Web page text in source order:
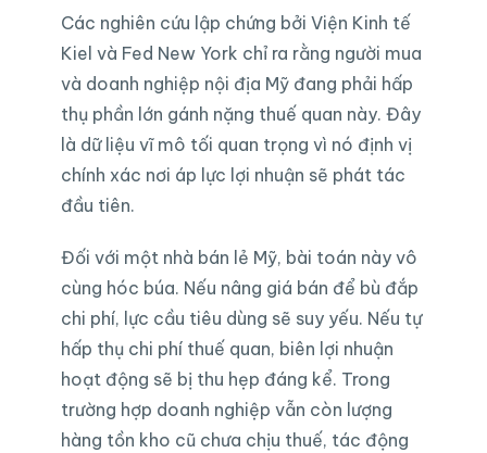
Các nghiên cứu lập chứng bởi Viện Kinh tế
Kiel và Fed New York chỉ ra rằng người mua
và doanh nghiệp nội địa Mỹ đang phải hấp
thụ phần lớn gánh nặng thuế quan này. Đây
là dữ liệu vĩ mô tối quan trọng vì nó định vị
chính xác nơi áp lực lợi nhuận sẽ phát tác
đầu tiên.
Đối với một nhà bán lẻ Mỹ, bài toán này vô
cùng hóc búa. Nếu nâng giá bán để bù đắp
chi phí, lực cầu tiêu dùng sẽ suy yếu. Nếu tự
hấp thụ chi phí thuế quan, biên lợi nhuận
hoạt động sẽ bị thu hẹp đáng kể. Trong
trường hợp doanh nghiệp vẫn còn lượng
hàng tồn kho cũ chưa chịu thuế, tác động